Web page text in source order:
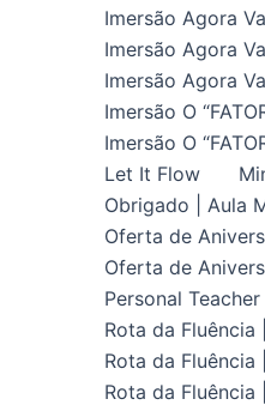
Imersão Agora
Imersão Agora
Imersão Agora
Imersão O
Imersão O
Let It Flow
Obrigado | Aula
Oferta de
Oferta de
Personal
Rota da
Rota da Fluência
Rota da Fluência